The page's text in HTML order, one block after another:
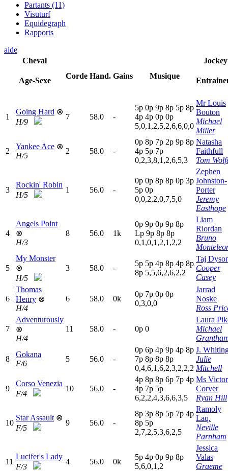
Partants (11)
Visuturf
Equidegraph
Rapports
aide
Cheval
Age-Sexe
Corde Hand. Gains Musique
Jockey
1
Going Hard ⊗
H/9
7 58.0 -
5p 0p 9p 8p 5p 8p
4p 4p 0p 0p
5,0,1,2,5,2,6,6,0,0
Mr Louis
Bouton
Michael
Miller
2
Yankee Ace ⊗
H/5
2 58.0 -
0p 8p 7p 2p 9p 8p
4p 5p 7p
0,2,3,8,1,2,6,5,3
Natasha
Faithfull
Tom
3
Rockin' Robin
H/5
1 56.0 -
0p 0p 8p 8p 0p 3p
5p 0p
0,0,2,2,0,7,5,0
Zephen
Johnston-
Porter
Jeremy
Easthope
4
Angels Point
⊗
H/3
8 56.0 1k
0p 9p 0p 9p 8p
Lp 9p 8p 8p
0,1,0,1,2,1,2,2
Liam
Riordan
Bruno
5
My Monster
⊗
H/5
3 58.0 -
5p 5p 4p 8p 4p 8p
8p 5,5,6,2,6,2,2
Taj
Cooper
Casey
6
Thomas
Henry ⊗
H/4
6 58.0 0k
0p 7p 0p 0p
0,3,0,0
Jarrad
Noske
Ross
7
Adventurously
⊗
H/4
11 58.0 - 0p 0
Laura
Michael
8
Gokana
F/6
5 56.0 -
0p 6p 4p 9p 4p 8p
7p 8p 8p 8p
0,4,6,1,6,2,3,2,2,2
J.
Julie
Mitchell
9
Corso Venezia
F/4
10 56.0 -
4p 8p 8p 6p 7p 4p
4p 7p 5p
6,2,2,4,3,6,6,3,5
Ms
Corver
Ryan Hill
10
Star Assault ⊗
F/5
9 56.0 -
8p 3p 8p 5p 7p 4p
8p 5p
2,7,2,5,3,6,2,5
Ramoly
Laq.
Neville
Parnham
11
Lucifer's Lady
F/3
4 56.0 0k
5p 4p 0p 9p 8p
5,6,0,1,2
Jessica
Valas
Graeme